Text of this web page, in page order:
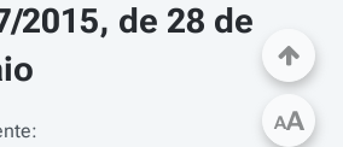
2015, de 28 de
AA